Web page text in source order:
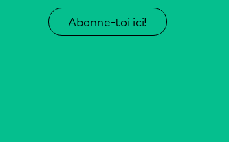
Abonne-toi ici!